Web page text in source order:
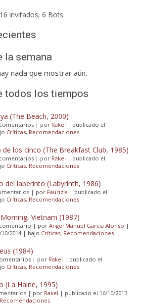
16 invitados, 6 Bots
la semana
nada que mostrar aún.
todos los tiempos
(The Beach, 2000)
| por Rakel | publicado el
Críticas, Recomendaciones
de los cinco (The Breakfast Club, 1985)
| por Rakel | publicado el
Críticas, Recomendaciones
del laberinto (Labyrinth, 1986)
| por Faurizia | publicado el
Críticas, Recomendaciones
Vietnam (1987)
| por Angel Manuel Garcia Alonso |
2014| bajo Críticas, Recomendaciones
(1984)
| por Rakel | publicado el
Críticas, Recomendaciones
(La Haine, 1995)
| por Rakel | publicado el 16/10/2013
Recomendaciones